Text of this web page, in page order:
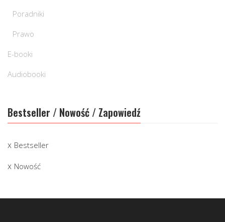
Poradniki
Prawo
E-booki
Audiobooki
Bestseller / Nowość / Zapowiedź
Bestseller
Nowość